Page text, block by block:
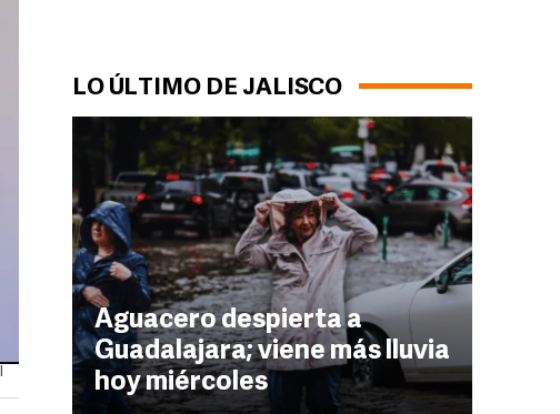
LO ÚLTIMO DE JALISCO
Aguacero despierta a
Guadalajara; viene más lluvia
hoy miércoles